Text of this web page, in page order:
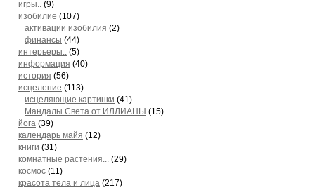
игры.. (9)
изобилие (107)
активации изобилия (2)
финансы (44)
интерьеры.. (5)
информация (40)
история (56)
исцеление (113)
исцеляющие картинки (41)
Мандалы Света от ИЛЛИАНЫ (15)
йога (39)
календарь майя (12)
книги (31)
комнатные растения... (29)
космос (11)
красота тела и лица (217)